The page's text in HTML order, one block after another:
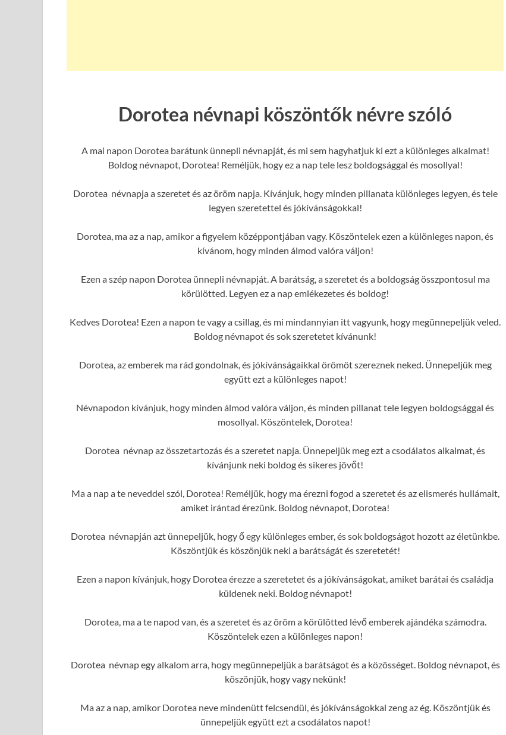
Dorotea névnapi köszöntők névre szóló
A mai napon Dorotea barátunk ünnepli névnapját, és mi sem hagyhatjuk ki ezt a különleges alkalmat!
Boldog névnapot, Dorotea! Reméljük, hogy ez a nap tele lesz boldogsággal és mosollyal!
Dorotea névnapja a szeretet és az öröm napja. Kívánjuk, hogy minden pillanata különleges legyen, és tele
legyen szeretettel és jókívánságokkal!
Dorotea, ma az a nap, amikor a figyelem középpontjában vagy. Köszöntelek ezen a különleges napon, és
kívánom, hogy minden álmod valóra váljon!
Ezen a szép napon Dorotea ünnepli névnapját. A barátság, a szeretet és a boldogság összpontosul ma
körülötted. Legyen ez a nap emlékezetes és boldog!
Kedves Dorotea! Ezen a napon te vagy a csillag, és mi mindannyian itt vagyunk, hogy megünnepeljük veled.
Boldog névnapot és sok szeretetet kívánunk!
Dorotea, az emberek ma rád gondolnak, és jókívánságaikkal örömöt szereznek neked. Ünnepeljük meg
együtt ezt a különleges napot!
Névnapodon kívánjuk, hogy minden álmod valóra váljon, és minden pillanat tele legyen boldogsággal és
mosollyal. Köszöntelek, Dorotea!
Dorotea névnap az összetartozás és a szeretet napja. Ünnepeljük meg ezt a csodálatos alkalmat, és
kívánjunk neki boldog és sikeres jövőt!
Ma a nap a te neveddel szól, Dorotea! Reméljük, hogy ma érezni fogod a szeretet és az elismerés hullámait,
amiket irántad érezünk. Boldog névnapot, Dorotea!
Dorotea névnapján azt ünnepeljük, hogy ő egy különleges ember, és sok boldogságot hozott az életünkbe.
Köszöntjük és köszönjük neki a barátságát és szeretetét!
Ezen a napon kívánjuk, hogy Dorotea érezze a szeretetet és a jókívánságokat, amiket barátai és családja
küldenek neki. Boldog névnapot!
Dorotea, ma a te napod van, és a szeretet és az öröm a körülötted lévő emberek ajándéka számodra.
Köszöntelek ezen a különleges napon!
Dorotea névnap egy alkalom arra, hogy megünnepeljük a barátságot és a közösséget. Boldog névnapot, és
köszönjük, hogy vagy nekünk!
Ma az a nap, amikor Dorotea neve mindenütt felcsendül, és jókívánságokkal zeng az ég. Köszöntjük és
ünnepeljük együtt ezt a csodálatos napot!